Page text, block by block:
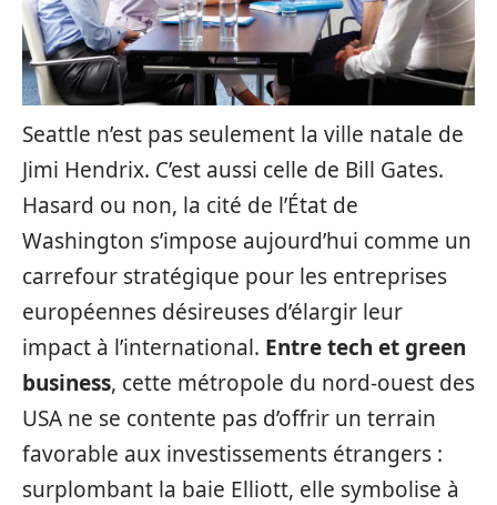
Seattle n’est pas seulement la ville natale de
Jimi Hendrix. C’est aussi celle de Bill Gates.
Hasard ou non, la cité de l’État de
Washington s’impose aujourd’hui comme un
carrefour stratégique pour les entreprises
européennes désireuses d’élargir leur
impact à l’international. Entre tech et green
business, cette métropole du nord-ouest des
USA ne se contente pas d’offrir un terrain
favorable aux investissements étrangers :
surplombant la baie Elliott, elle symbolise à